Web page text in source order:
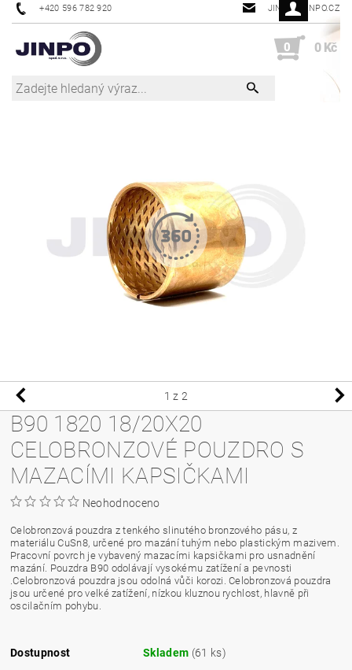
+420 596 782 920 JINPO@JINPO.CZ
0 0 Kč
1 z 2
B90 1820 18/20X20
CELOBRONZOVÉ POUZDRO S
MAZACÍMI KAPSIČKAMI
Neohodnoceno
Celobronzová pouzdra z tenkého slinutého bronzového pásu, z
materiálu CuSn8, určené pro mazání tuhým nebo plastickým mazivem.
Pracovní povrch je vybavený mazacími kapsičkami pro usnadnění
mazání. Pouzdra B90 odolávají vysokému zatížení a pevnosti
.Celobronzová pouzdra jsou odolná vůči korozi. Celobronzová pouzdra
jsou určené pro velké zatížení, nízkou kluznou rychlost, hlavně při
oscilačním pohybu.
Dostupnost Skladem (61 ks)